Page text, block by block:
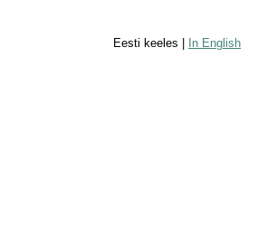
Eesti keeles | In English